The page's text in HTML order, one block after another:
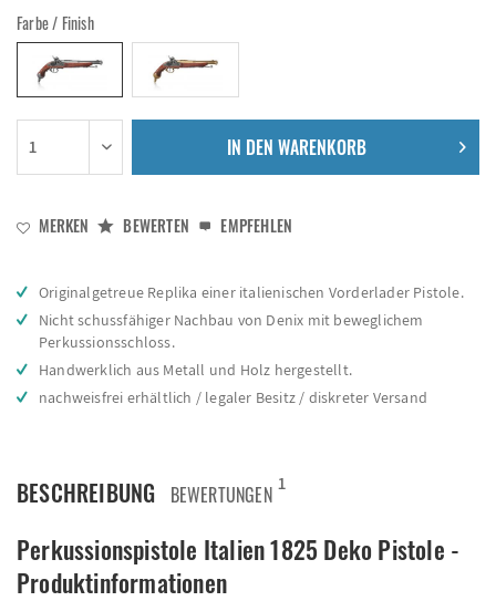
Farbe / Finish
IN DEN WARENKORB
MERKEN BEWERTEN EMPFEHLEN
Originalgetreue Replika einer italienischen Vorderlader Pistole.
Nicht schussfähiger Nachbau von Denix mit beweglichem
Perkussionsschloss.
Handwerklich aus Metall und Holz hergestellt.
nachweisfrei erhältlich / legaler Besitz / diskreter Versand
BESCHREIBUNG BEWERTUNGEN 1
Perkussionspistole Italien 1825 Deko Pistole -
Produktinformationen